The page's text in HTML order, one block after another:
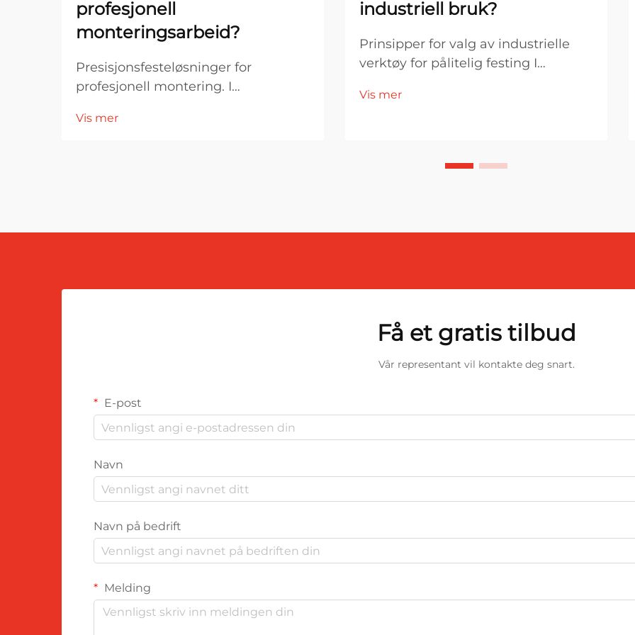
profesjonell
monteringsarbeid?
Presisjonsfesteløsninger for
profesjonell montering. I
verktøyets ytelse direkte knyttet til
Vis mer
industriell bruk?
Prinsipper for valg av industrielle
verktøy for pålitelig festing I
monteringsmiljøer er valg av
Vis mer
Få et gratis tilbud
Vår representant vil kontakte deg snart.
E-post
Navn
Navn på bedrift
Melding